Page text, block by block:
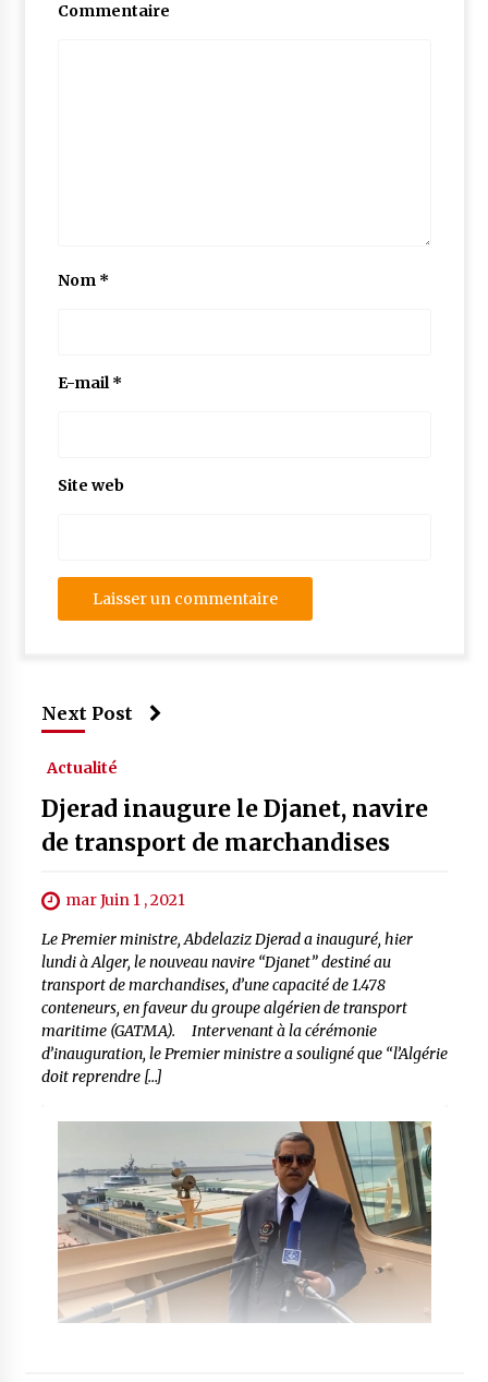
Commentaire
Nom *
E-mail*
Site web
Next Post
Actualité
Djerad inaugure le Djanet, navire
de transport de marchandises
mar Juin 1 , 2021
Le Premier ministre, Abdelaziz Djerad a inauguré, hier
lundi à Alger, le nouveau navire “Djanet” destiné au
transport de marchandises, d’une capacité de 1.478
conteneurs, en faveur du groupe algérien de transport
maritime (GATMA). Intervenant à la cérémonie
d’inauguration, le Premier ministre a souligné que “l’Algérie
doit reprendre […]